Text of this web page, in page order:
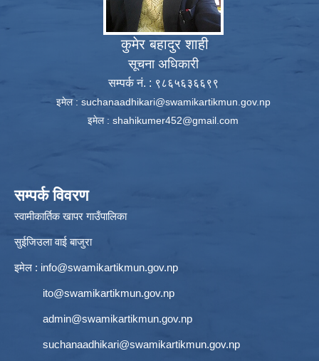
कुमेर बहादुर शाही
सूचना अधिकारी
सम्पर्क नं. : ९८६५६३६६९९
इमेल : suchanaadhikari@swamikartikmun.gov.np
इमेल : shahikumer452@gmail.com
सम्पर्क विवरण
स्वामीकार्तिक खापर गाउँपालिका
सुईजिउला वाई बाजुरा
इमेल : info@swamikartikmun.gov.np
ito@swamikartikmun.gov.np
admin@swamikartikmun.gov.np
suchanaadhikari@swamikartikmun.gov.np